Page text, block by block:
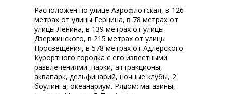
Расположен по улице Аэрофлотская, в 126
метрах от улицы Герцина, в 78 метрах от
улицы Ленина, в 139 метрах от улицы
Дзержинского, в 215 метрах от улицы
Просвещения, в 578 метрах от Адлерского
Курортного городка с его известными
развлечениями ,парки, аттракционы,
аквапарк, дельфинарий, ночные клубы, 2
боулинга, океанариум. Рядом: магазины,